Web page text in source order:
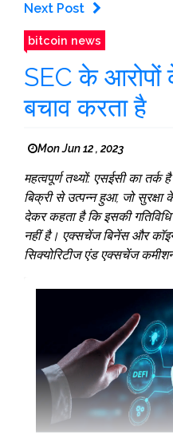
Next Post
bitcoin news
SEC के
बचाव करता है
Mon Jun 12 , 2023
महत्वपूर्ण तथ्यों: एसईसी का
बिक्री से उत्पन्न हुआ, जो सुरक्षा
देकर कहता है कि इसकी
नहीं है। एक्सचेंज बिनेंस और
सिक्योरिटीज एंड एक्सचेंज